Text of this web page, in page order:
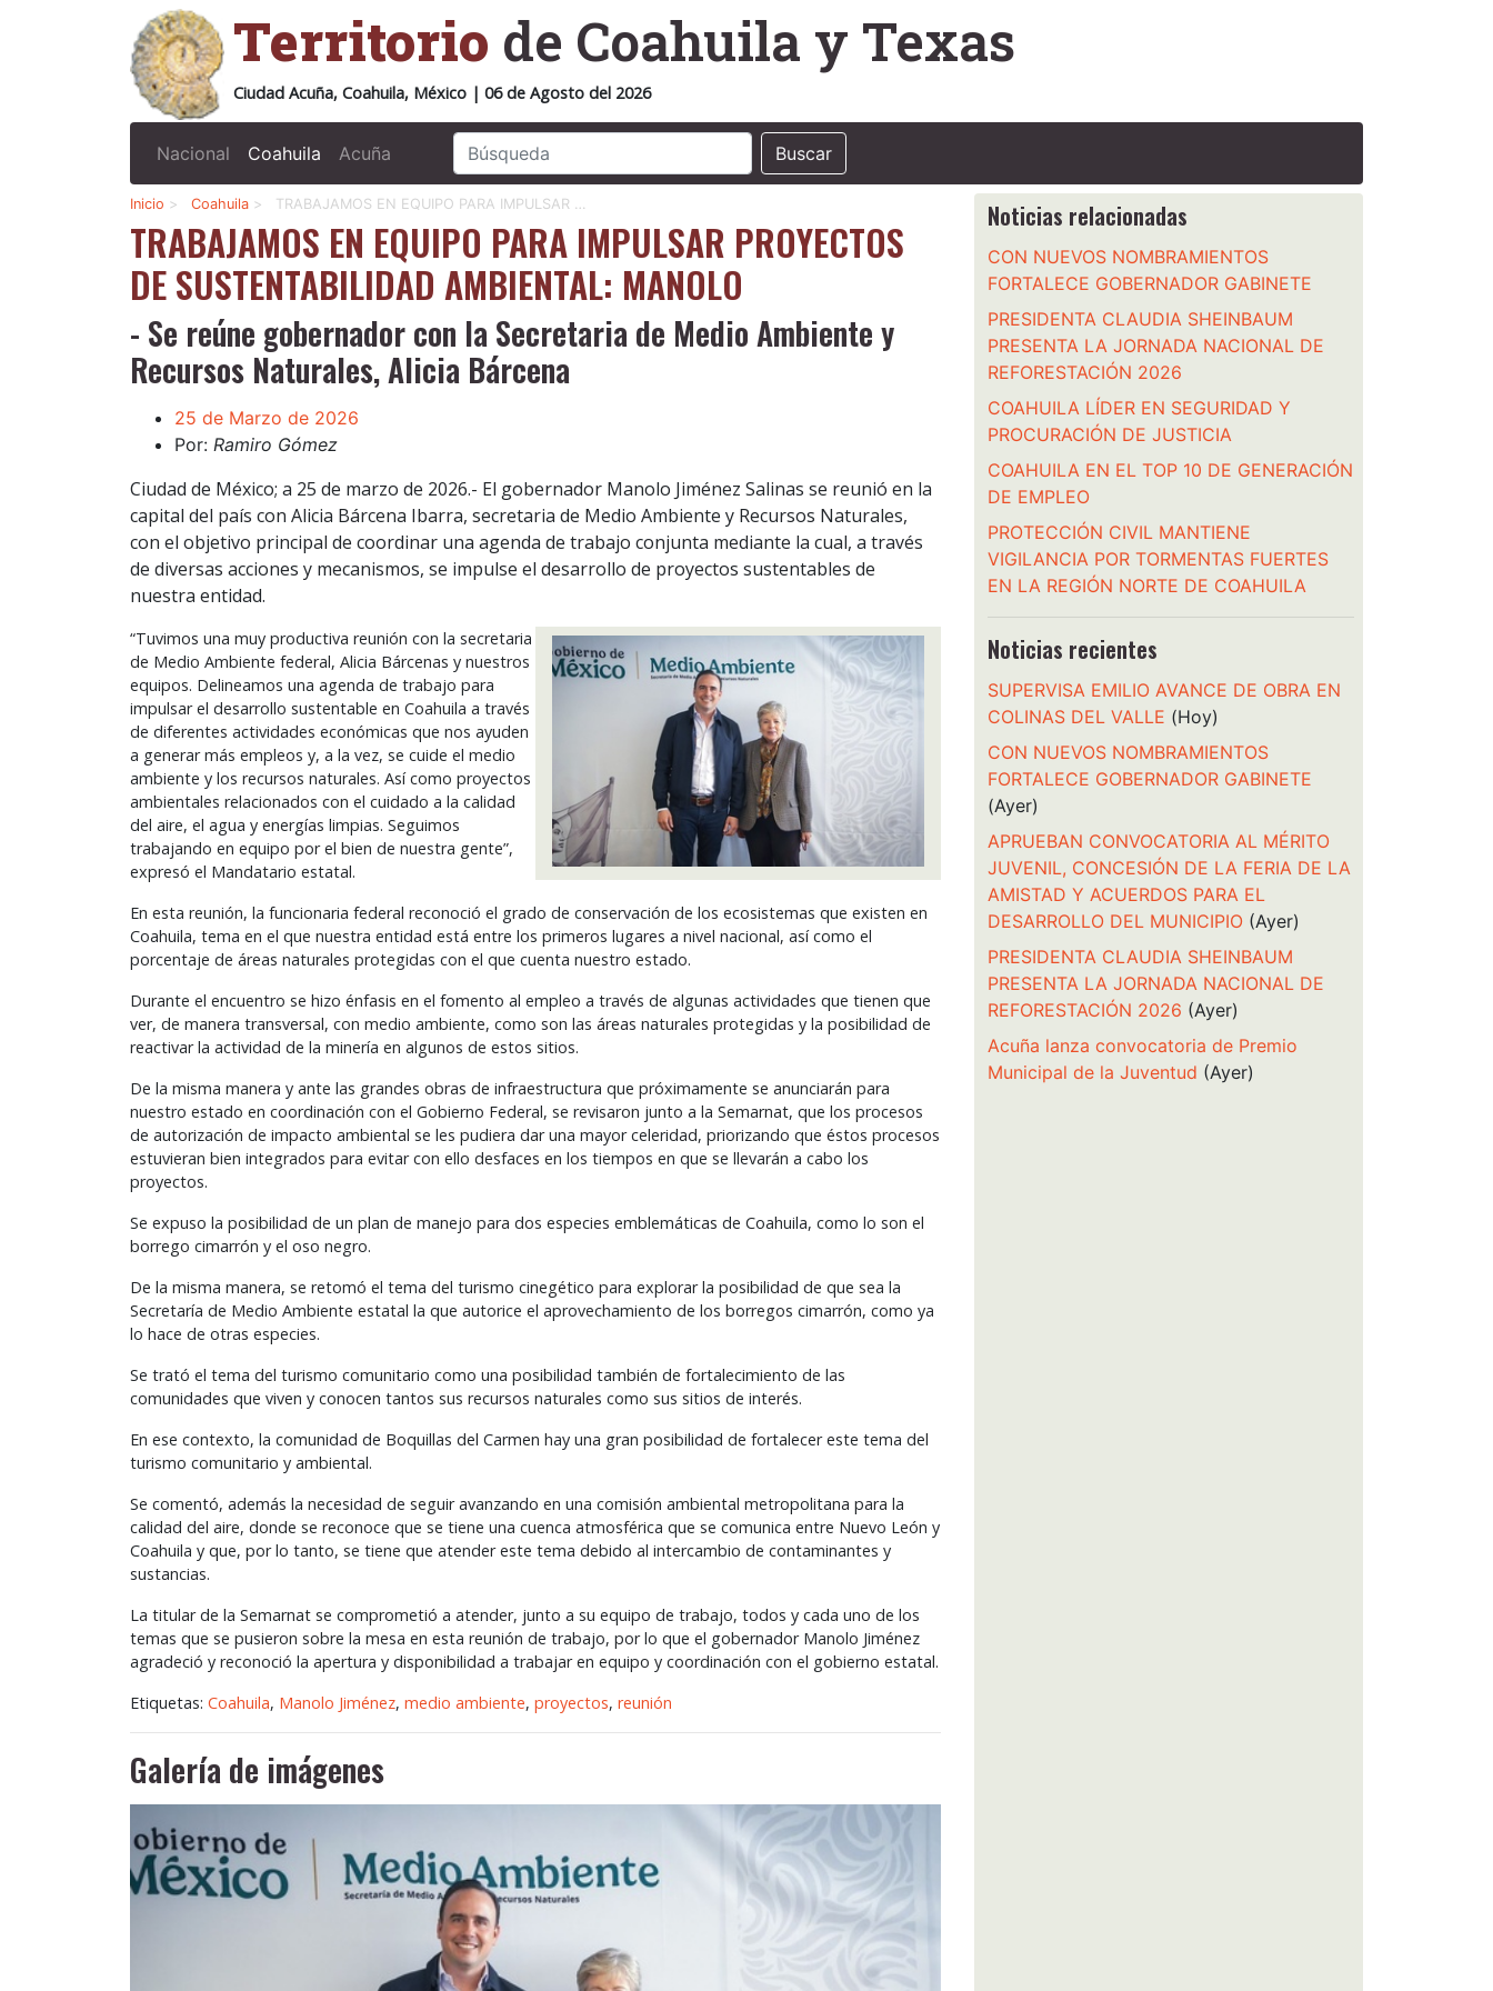
Territorio de Coahuila y Texas
Ciudad Acuña, Coahuila, México | 06 de Agosto del 2026
Nacional Coahuila Acuña Buscar
Inicio > Coahuila > TRABAJAMOS EN EQUIPO PARA IMPULSAR …
TRABAJAMOS EN EQUIPO PARA IMPULSAR PROYECTOS
DE SUSTENTABILIDAD AMBIENTAL: MANOLO
- Se reúne gobernador con la Secretaria de Medio Ambiente y
Recursos Naturales, Alicia Bárcena
25 de Marzo de 2026
Por: Ramiro Gómez
Ciudad de México; a 25 de marzo de 2026.- El gobernador Manolo Jiménez Salinas se reunió en la
capital del país con Alicia Bárcena Ibarra, secretaria de Medio Ambiente y Recursos Naturales,
con el objetivo principal de coordinar una agenda de trabajo conjunta mediante la cual, a través
de diversas acciones y mecanismos, se impulse el desarrollo de proyectos sustentables de
nuestra entidad.
“Tuvimos una muy productiva reunión con la secretaria
de Medio Ambiente federal, Alicia Bárcenas y nuestros
equipos. Delineamos una agenda de trabajo para
impulsar el desarrollo sustentable en Coahuila a través
de diferentes actividades económicas que nos ayuden
a generar más empleos y, a la vez, se cuide el medio
ambiente y los recursos naturales. Así como proyectos
ambientales relacionados con el cuidado a la calidad
del aire, el agua y energías limpias. Seguimos
trabajando en equipo por el bien de nuestra gente”,
expresó el Mandatario estatal.
En esta reunión, la funcionaria federal reconoció el grado de conservación de los ecosistemas que existen en
Coahuila, tema en el que nuestra entidad está entre los primeros lugares a nivel nacional, así como el
porcentaje de áreas naturales protegidas con el que cuenta nuestro estado.
Durante el encuentro se hizo énfasis en el fomento al empleo a través de algunas actividades que tienen que
ver, de manera transversal, con medio ambiente, como son las áreas naturales protegidas y la posibilidad de
reactivar la actividad de la minería en algunos de estos sitios.
De la misma manera y ante las grandes obras de infraestructura que próximamente se anunciarán para
nuestro estado en coordinación con el Gobierno Federal, se revisaron junto a la Semarnat, que los procesos
de autorización de impacto ambiental se les pudiera dar una mayor celeridad, priorizando que éstos procesos
estuvieran bien integrados para evitar con ello desfaces en los tiempos en que se llevarán a cabo los
proyectos.
Se expuso la posibilidad de un plan de manejo para dos especies emblemáticas de Coahuila, como lo son el
borrego cimarrón y el oso negro.
De la misma manera, se retomó el tema del turismo cinegético para explorar la posibilidad de que sea la
Secretaría de Medio Ambiente estatal la que autorice el aprovechamiento de los borregos cimarrón, como ya
lo hace de otras especies.
Se trató el tema del turismo comunitario como una posibilidad también de fortalecimiento de las
comunidades que viven y conocen tantos sus recursos naturales como sus sitios de interés.
En ese contexto, la comunidad de Boquillas del Carmen hay una gran posibilidad de fortalecer este tema del
turismo comunitario y ambiental.
Se comentó, además la necesidad de seguir avanzando en una comisión ambiental metropolitana para la
calidad del aire, donde se reconoce que se tiene una cuenca atmosférica que se comunica entre Nuevo León y
Coahuila y que, por lo tanto, se tiene que atender este tema debido al intercambio de contaminantes y
sustancias.
La titular de la Semarnat se comprometió a atender, junto a su equipo de trabajo, todos y cada uno de los
temas que se pusieron sobre la mesa en esta reunión de trabajo, por lo que el gobernador Manolo Jiménez
agradeció y reconoció la apertura y disponibilidad a trabajar en equipo y coordinación con el gobierno estatal.
Etiquetas: Coahuila, Manolo Jiménez, medio ambiente, proyectos, reunión
Galería de imágenes
Noticias relacionadas
CON NUEVOS NOMBRAMIENTOS
FORTALECE GOBERNADOR GABINETE
PRESIDENTA CLAUDIA SHEINBAUM
PRESENTA LA JORNADA NACIONAL DE
REFORESTACIÓN 2026
COAHUILA LÍDER EN SEGURIDAD Y
PROCURACIÓN DE JUSTICIA
COAHUILA EN EL TOP 10 DE GENERACIÓN
DE EMPLEO
PROTECCIÓN CIVIL MANTIENE
VIGILANCIA POR TORMENTAS FUERTES
EN LA REGIÓN NORTE DE COAHUILA
Noticias recientes
SUPERVISA EMILIO AVANCE DE OBRA EN
COLINAS DEL VALLE (Hoy)
CON NUEVOS NOMBRAMIENTOS
FORTALECE GOBERNADOR GABINETE
(Ayer)
APRUEBAN CONVOCATORIA AL MÉRITO
JUVENIL, CONCESIÓN DE LA FERIA DE LA
AMISTAD Y ACUERDOS PARA EL
DESARROLLO DEL MUNICIPIO (Ayer)
PRESIDENTA CLAUDIA SHEINBAUM
PRESENTA LA JORNADA NACIONAL DE
REFORESTACIÓN 2026 (Ayer)
Acuña lanza convocatoria de Premio
Municipal de la Juventud (Ayer)